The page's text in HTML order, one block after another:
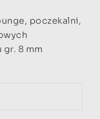
poczekalni,
gr. 8 mm